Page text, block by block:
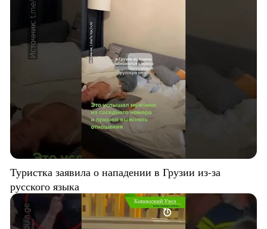
Туристка заявила о нападении в Грузии из-за
русского языка